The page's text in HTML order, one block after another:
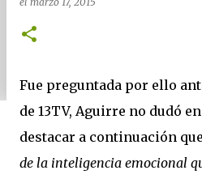
Fue preguntada por ello
de 13TV, Aguirre no dudó
destacar a continuación
de la inteligencia emocional